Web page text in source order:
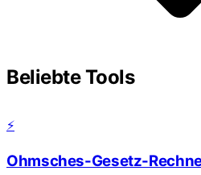
Beliebte Tools
⚡
Ohmsches-Gesetz-